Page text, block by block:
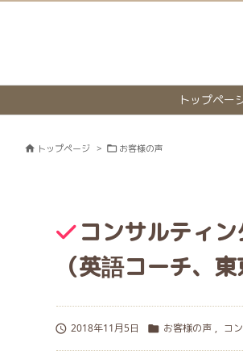
トップペー
 トップページ >  お客様の声
コンサルティ
（英語コーチ、
 2018年11月5日  お客様の声 , コ